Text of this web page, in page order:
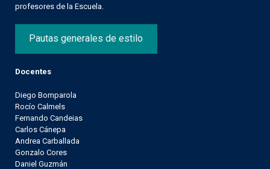
profesores de la Escuela.
Pautas generales de estilo
Docentes
Diego Bomparola
Rocío Calmels
Fernando Candeias
Carlos Cánepa
Andrea Carballada
Gonzalo Cores
Daniel Guzmán